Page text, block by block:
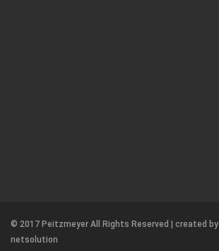
© 2017 Peitzmeyer All Rights Reserved | created by
netsolution